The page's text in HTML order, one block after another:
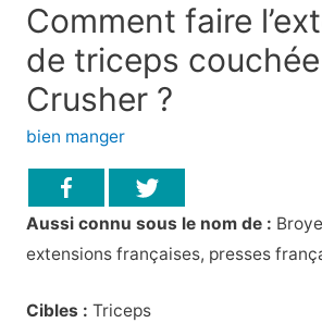
Comment faire
de triceps
Crusher ?
bien manger
Aussi connu sous le nom de :
extensions françaises, presses
Cibles : Triceps